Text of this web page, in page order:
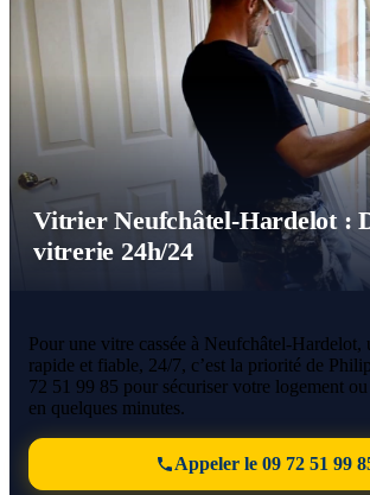
Vitrier Neufchâtel-Hardelot :
vitrerie 24h/24
Pour une vitre cassée à Neufchâtel-Hardelot,
rapide et fiable, 24/7, c’est la priorité de
72 51 99 85 pour sécuriser votre logement
en quelques minutes.
Appeler le 09 72 51 99